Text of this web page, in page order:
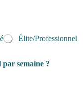
Élite/Professionnel
semaine ?